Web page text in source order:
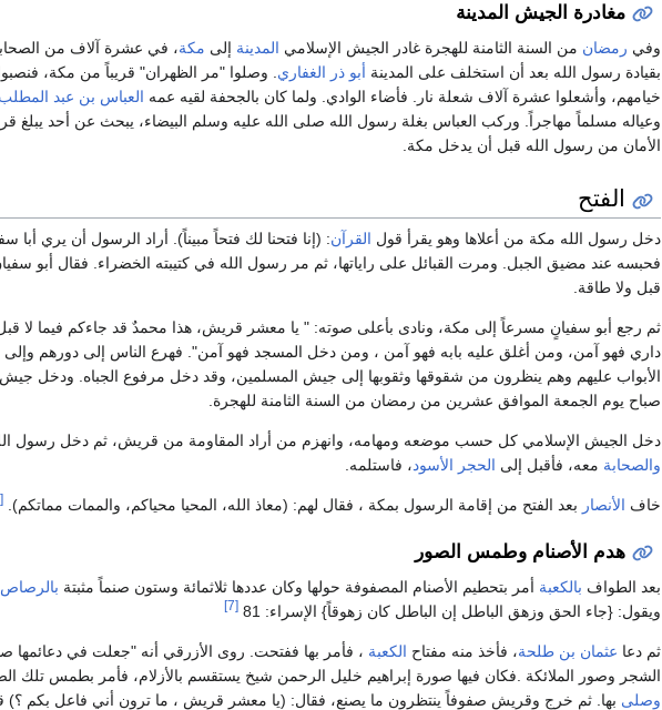
مغادرة الجيش المدينة
وفي رمضان من السنة الثامنة للهجرة غادر الجيش الإسلامي المدينة إلى مكة، في عشرة آلاف من
بقيادة رسول الله بعد أن استخلف على المدينة أبو ذر الغفاري . وصلوا "مر الظهران" قريباً من مكة،
خيامهم، وأشعلوا عشرة آلاف شعلة نار. فأضاء الوادي. ولما كان بالجحفة لقيه عمه العباس بن عبد المطلب
وعياله مسلماً مهاجراً. وركب العباس بغلة رسول الله صلى الله عليه وسلم البيضاء، يبحث عن أحد يبلغ
الأمان من رسول الله قبل أن يدخل مكة.
الفتح
دخل رسول الله مكة من أعلاها وهو يقرأ قول القرآن: (إنا فتحنا لك فتحاً مبيناً). أراد الرسول أن يري أبا
فحبسه عند مضيق الجبل. ومرت القبائل على راياتها، ثم مر رسول الله في كتيبته الخضراء. فقال أبو
قبل ولا طاقة.
ثم رجع أبو سفيانٍ مسرعاً إلى مكة، ونادى بأعلى صوته: " يا معشر قريش، هذا محمدٌ قد جاءكم فيما لا
داري فهو آمن، ومن أغلق عليه بابه فهو آمن ، ومن دخل المسجد فهو آمن". فهرع الناس إلى دورهم وإلى
الأبواب عليهم وهم ينظرون من شقوقها وثقوبها إلى جيش المسلمين، وقد دخل مرفوع الجباه. ودخل
صباح يوم الجمعة الموافق عشرين من رمضان من السنة الثامنة للهجرة.
دخل الجيش الإسلامي كل حسب موضعه ومهامه، وانهزم من أراد المقاومة من قريش، ثم دخل رسول
والصحابة معه، فأقبل إلى الحجر الأسود، فاستلمه.
خاف الأنصار بعد الفتح من إقامة الرسول بمكة ، فقال لهم: (معاذ الله، المحيا محياكم، والممات مماتكم). [6]
هدم الأصنام وطمس الصور
بعد الطواف بالكعبة أمر بتحطيم الأصنام المصفوفة حولها وكان عددها ثلاثمائة وستون صنماً مثبتة بالرصاص
ويقول: {جاء الحق وزهق الباطل إن الباطل كان زهوقاً} الإسراء: 81
[7]
ثم دعا عثمان بن طلحة، فأخذ منه مفتاح الكعبة ، فأمر بها ففتحت. روى الأزرقي أنه "جعلت في دعائمها
الشجر وصور الملائكة .فكان فيها صورة إبراهيم خليل الرحمن شيخ يستقسم بالأزلام، فأمر بطمس تلك
وصلى بها. ثم خرج وقريش صفوفاً ينتظرون ما يصنع، فقال: (يا معشر قريش ، ما ترون أني فاعل بكم ؟)